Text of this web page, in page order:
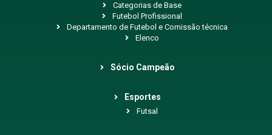
Categorias de Base
Futebol Profissional
Departamento de Futebol e Comissão técnica
Elenco
Sócio Campeão
Esportes
Futsal